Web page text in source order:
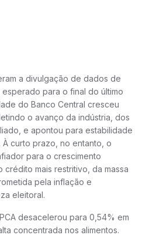
a divulgação de dados de
para o final do último
do Banco Central cresceu
o avanço da indústria, dos
e apontou para estabilidade
À curto prazo, no entanto, o
para o crescimento
mais restritivo, da massa
pela inflação e
eleitoral.
desacelerou para 0,54% em
concentrada nos alimentos.